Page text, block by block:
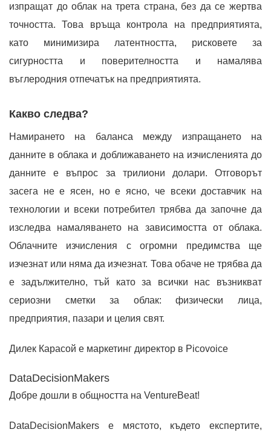
изпращат до облак на трета страна, без да се жертва
точността. Това връща контрола на предприятията,
като минимизира латентността, рисковете за
сигурността и поверителността и намалява
въглеродния отпечатък на предприятията.
Какво следва?
Намирането на баланса между изпращането на
данните в облака и доближаването на изчисленията до
данните е въпрос за трилиони долари. Отговорът
засега не е ясен, но е ясно, че всеки доставчик на
технологии и всеки потребител трябва да започне да
изследва намаляването на зависимостта от облака.
Облачните изчисления с огромни предимства ще
изчезнат или няма да изчезнат. Това обаче не трябва да
е задължително, тъй като за всички нас възникват
сериозни сметки за облак: физически лица,
предприятия, пазари и целия свят.
Дилек Карасой е маркетинг директор в Picovoice
DataDecisionMakers
Добре дошли в общността на VentureBeat!
DataDecisionMakers е мястото, където експертите,